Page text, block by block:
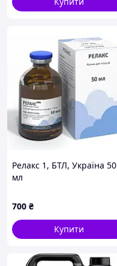
Релакс 1, БТЛ, Україна 50
мл
700 ₴
Купити